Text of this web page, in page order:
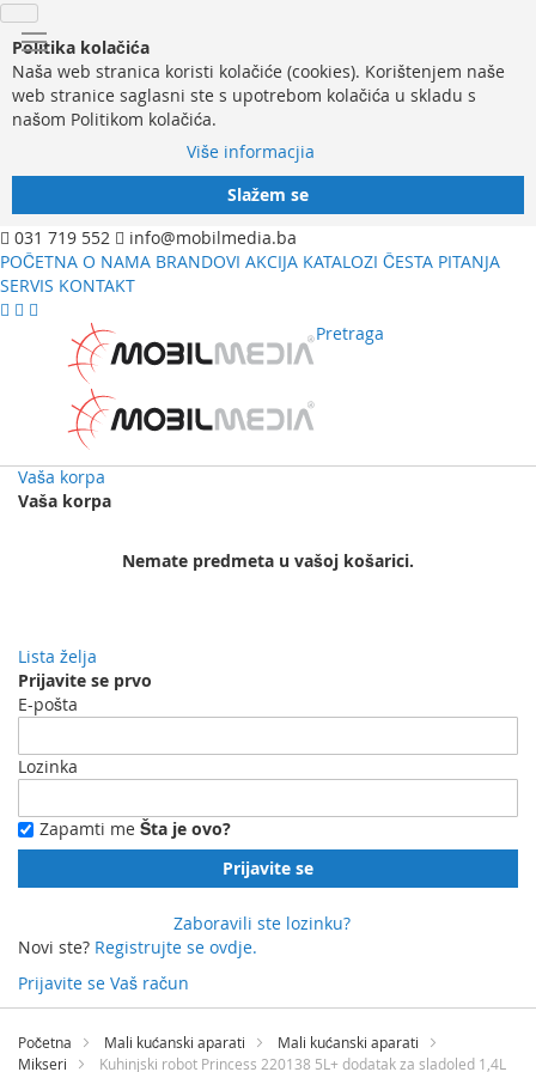
Politika kolačića
Naša web stranica koristi kolačiće (cookies). Korištenjem naše
web stranice saglasni ste s upotrebom kolačića u skladu s
našom Politikom kolačića.
Više informacjia
Slažem se
031 719 552
info@mobilmedia.ba
POČETNA O NAMA BRANDOVI AKCIJA KATALOZI ČESTA PITANJA
SERVIS KONTAKT
Pretraga
Vaša korpa
Vaša korpa
Nemate predmeta u vašoj košarici.
Lista želja
Prijavite se prvo
E-pošta
Lozinka
Zapamti me Šta je ovo?
Prijavite se
Zaboravili ste lozinku?
Novi ste? Registrujte se ovdje.
Prijavite se Vaš račun
Preskočite
sadržaj
Početna Mali kućanski aparati
Mali kućanski aparati
Mikseri
Kuhinjski robot Princess 220138 5L+ dodatak za sladoled 1,4L